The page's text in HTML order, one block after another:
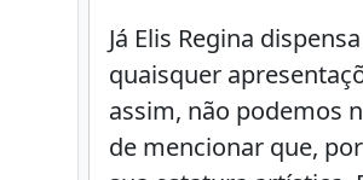
Já Elis Regina dispensa
quaisquer
assim, não podemos
de mencionar que,